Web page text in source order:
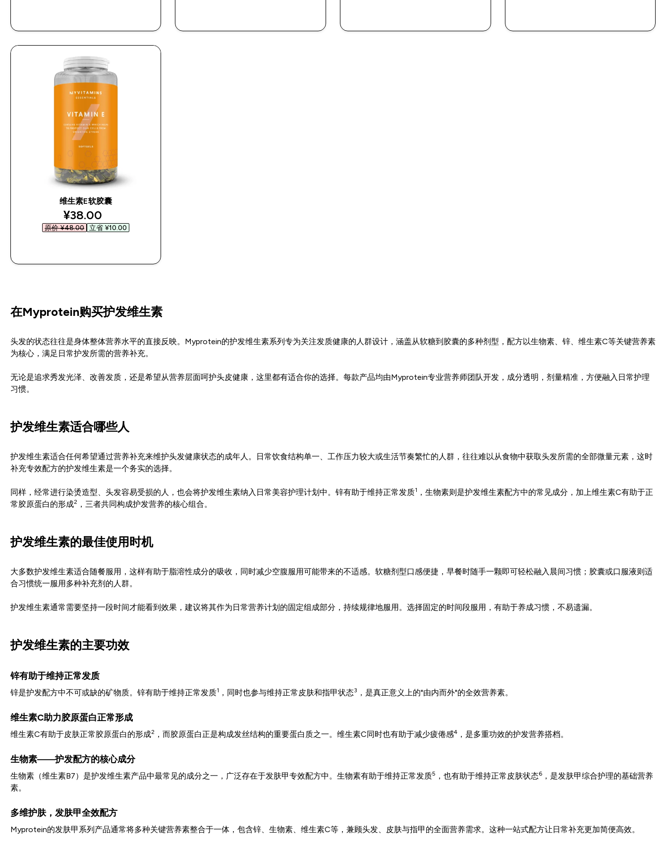
维生素E软胶囊
discounted price
¥38.00‎
原价 ¥48.00‎ 立省 ¥10.00‎
在Myprotein购买护发维生素
头发的状态往往是身体整体营养水平的直接反映。Myprotein的护发维生素系列专为关注发质健康的人群设计，涵盖从软糖到胶囊的多种剂型，配方以生物素、锌、维生素C等关键营养素
为核心，满足日常护发所需的营养补充。
无论是追求秀发光泽、改善发质，还是希望从营养层面呵护头皮健康，这里都有适合你的选择。每款产品均由Myprotein专业营养师团队开发，成分透明，剂量精准，方便融入日常护理
习惯。
护发维生素适合哪些人
护发维生素适合任何希望通过营养补充来维护头发健康状态的成年人。日常饮食结构单一、工作压力较大或生活节奏繁忙的人群，往往难以从食物中获取头发所需的全部微量元素，这时
补充专效配方的护发维生素是一个务实的选择。
同样，经常进行染烫造型、头发容易受损的人，也会将护发维生素纳入日常美容护理计划中。锌有助于维持正常发质1 ，生物素则是护发维生素配方中的常见成分，加上维生素C有助于正
常胶原蛋白的形成2，三者共同构成护发营养的核心组合。
护发维生素的最佳使用时机
大多数护发维生素适合随餐服用，这样有助于脂溶性成分的吸收，同时减少空腹服用可能带来的不适感。软糖剂型口感便捷，早餐时随手一颗即可轻松融入晨间习惯；胶囊或口服液则适
合习惯统一服用多种补充剂的人群。
护发维生素通常需要坚持一段时间才能看到效果，建议将其作为日常营养计划的固定组成部分，持续规律地服用。选择固定的时间段服用，有助于养成习惯，不易遗漏。
护发维生素的主要功效
锌有助于维持正常发质
锌是护发配方中不可或缺的矿物质。锌有助于维持正常发质1 ，同时也参与维持正常皮肤和指甲状态3 ，是真正意义上的"由内而外"的全效营养素。
维生素C助力胶原蛋白正常形成
维生素C有助于皮肤正常胶原蛋白的形成2，而胶原蛋白正是构成发丝结构的重要蛋白质之一。维生素C同时也有助于减少疲倦感4，是多重功效的护发营养搭档。
生物素——护发配方的核心成分
生物素（维生素B7）是护发维生素产品中最常见的成分之一，广泛存在于发肤甲专效配方中。生物素有助于维持正常发质5 ，也有助于维持正常皮肤状态6，是发肤甲综合护理的基础营养
素。
多维护肤，发肤甲全效配方
Myprotein的发肤甲系列产品通常将多种关键营养素整合于一体，包含锌、生物素、维生素C等，兼顾头发、皮肤与指甲的全面营养需求。这种一站式配方让日常补充更加简便高效。